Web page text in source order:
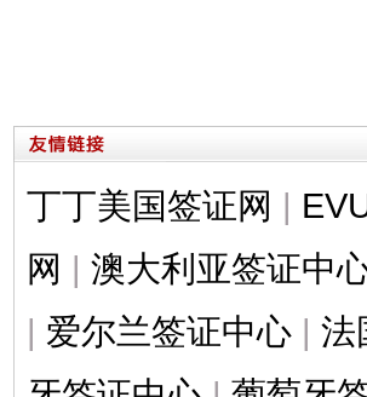
丁丁美国签证网 |
网 | 澳大利亚签证中
| 爱尔兰签证中心 | 法